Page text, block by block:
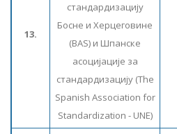
13.
стандардизацију
Босне и Херцеговине
(BAS) и Шпанске
асоцијације за
стандардизацију (The
Spanish Association for
Standardization - UNE)